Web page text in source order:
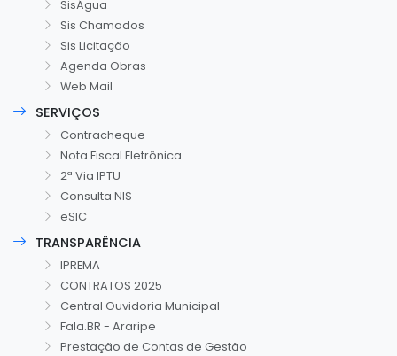
SisÁgua
Sis Chamados
Sis Licitação
Agenda Obras
Web Mail
SERVIÇOS
Contracheque
Nota Fiscal Eletrônica
2ª Via IPTU
Consulta NIS
eSIC
TRANSPARÊNCIA
IPREMA
CONTRATOS 2025
Central Ouvidoria Municipal
Fala.BR - Araripe
Prestação de Contas de Gestão